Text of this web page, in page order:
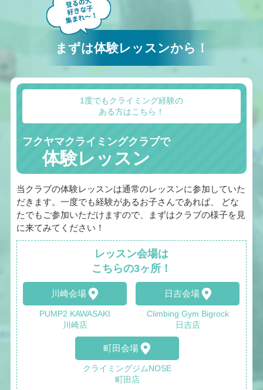
まずは体験レッスンから！
1度でもクライミング経験の
ある方はこちら！
フクヤマクライミングクラブで
体験レッスン
当クラブの体験レッスンは通常のレッスンに参加していた
だきます。一度でも経験があるお子さんであれば、 どな
たでもご参加いただけますので、まずはクラブの様子を見
に来てみてください！
レッスン会場は
こちらの3ヶ所！
川崎会場
PUMP2 KAWASAKI
川崎店
日吉会場
Climbing Gym Bigrock
日吉店
町田会場
クライミングジムNOSE
町田店